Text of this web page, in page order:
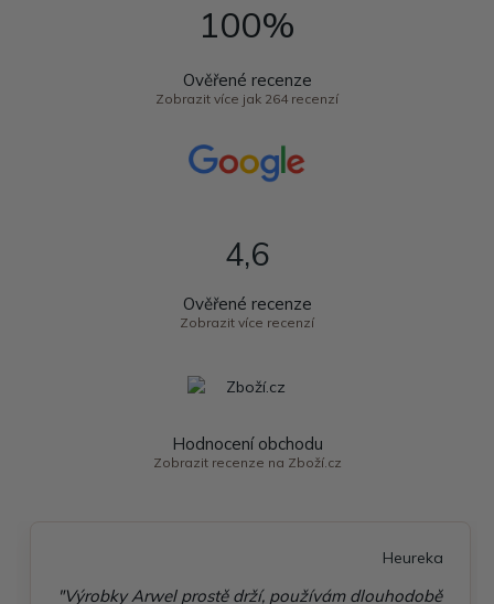
100%
Ověřené recenze
Zobrazit více jak 264 recenzí
4,6
Ověřené recenze
Zobrazit více recenzí
Hodnocení obchodu
Zobrazit recenze na Zboží.cz
Heureka
"Výrobky Arwel prostě drží, používám dlouhodobě